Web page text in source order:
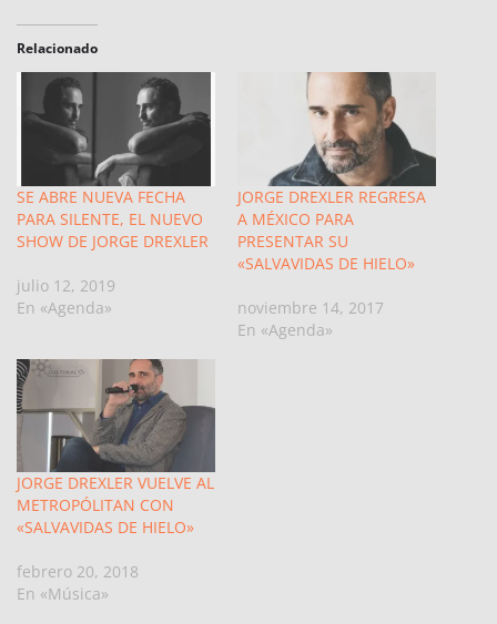
Relacionado
SE ABRE NUEVA FECHA
PARA SILENTE, EL NUEVO
SHOW DE JORGE DREXLER
julio 12, 2019
En «Agenda»
JORGE DREXLER REGRESA
A MÉXICO PARA
PRESENTAR SU
«SALVAVIDAS DE HIELO»
noviembre 14, 2017
En «Agenda»
JORGE DREXLER VUELVE AL
METROPÓLITAN CON
«SALVAVIDAS DE HIELO»
febrero 20, 2018
En «Música»